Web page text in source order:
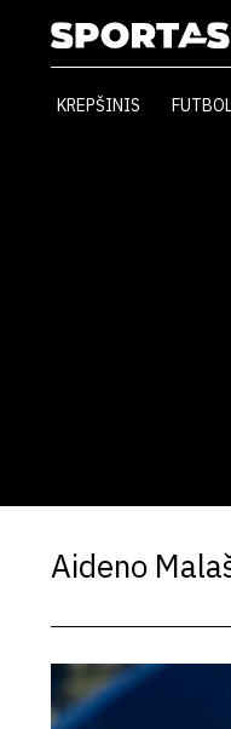
KREPŠINIS
Aideno